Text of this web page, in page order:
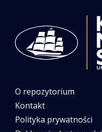
O repozytorium
Kontakt
Polityka prywatności